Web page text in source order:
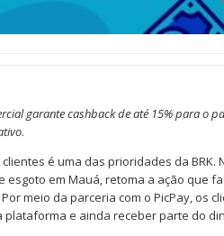
garante cashback de até 15% para o
.
é uma das prioridades da BRK.
em Mauá, retoma a ação que
meio da parceria com o PicPay, os
e ainda receber parte do